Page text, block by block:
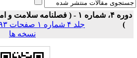
جلد ۴ شماره ۱ صفحات ۹۳-۸۱
نسخه ها